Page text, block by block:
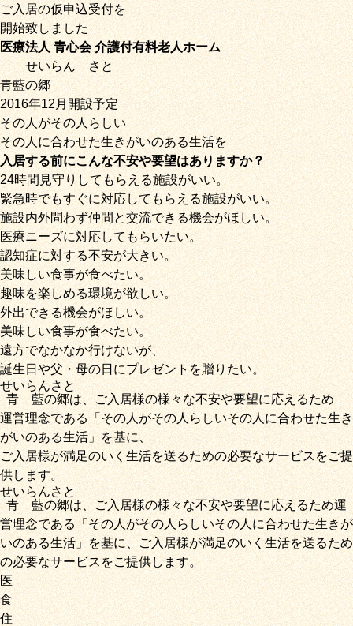
ご入居の仮申込受付を
開始致しました
医療法人 青心会 介護付有料老人ホーム
せいらんさと
青藍の郷
2016年12月開設予定
その人がその人らしい
その人に合わせた生きがいのある生活を
入居する前にこんな不安や要望はありますか？
24時間見守りしてもらえる施設がいい。
緊急時でもすぐに対応してもらえる施設がいい。
施設内外問わず仲間と交流できる機会がほしい。
医療ニーズに対応してもらいたい。
認知症に対する不安が大きい。
美味しい食事が食べたい。
趣味を楽しめる環境が欲しい。
外出できる機会がほしい。
美味しい食事が食べたい。
遠方でなかなか行けないが、
誕生日や父・母の日にプレゼントを贈りたい。
青藍
せいらん
の郷
さと
は、ご入居様の様々な不安や要望に応えるため
運営理念である「その人がその人らしいその人に合わせた生き
がいのある生活」を基に、
ご入居様が満足のいく生活を送るための必要なサービスをご提
供します。
青藍
せいらん
の郷
さと
は、ご入居様の様々な不安や要望に応えるため運
営理念である「その人がその人らしいその人に合わせた生きが
いのある生活」を基に、ご入居様が満足のいく生活を送るため
の必要なサービスをご提供します。
医
食
住